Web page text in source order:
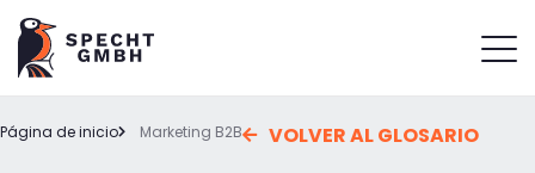
Página de inicio Marketing B2B VOLVER AL GLOSARIO